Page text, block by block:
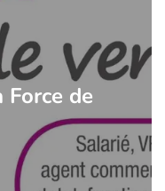
Force de